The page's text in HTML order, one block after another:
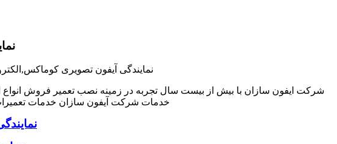
نمایندگی آیفون تصویری
شرکت ایفون سازان با بیش از بیست سال تجربه در زمینه نصب تعمیر فروش
خدمات شرکت آیفون سازان خدمات